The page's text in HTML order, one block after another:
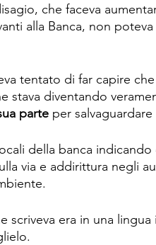
che faceva
alla Banca, non
tentato di far capire
stava diventando
parte per salvaguardare
della banca
via e addirittura negli
scriveva era in una